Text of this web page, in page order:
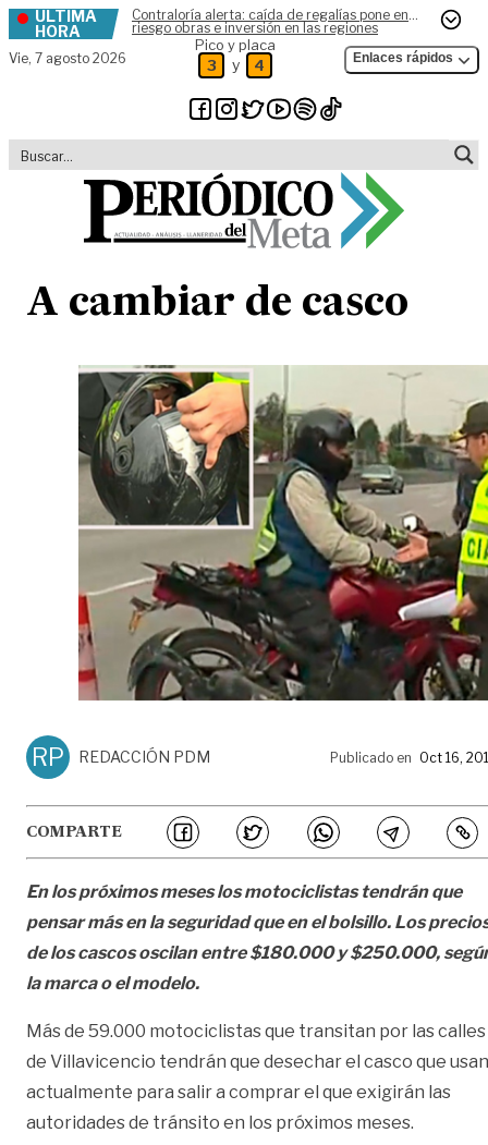
Skip to content
ÚLTIMA
HORA
Contraloría alerta: caída de regalías pone en
riesgo obras e inversión en las regiones
Vie, 7 agosto 2026
Pico y placa
3 y 4 Enlaces rápidos
A cambiar de casco
RP REDACCIÓN PDM Publicado en Oct 16,
COMPARTE
En los próximos meses los motociclistas tendrán que
pensar más en la seguridad que en el bolsillo. Los
de los cascos oscilan entre $180.000 y $250.000,
la marca o el modelo.
Más de 59.000 motociclistas que transitan por las calles
de Villavicencio tendrán que desechar el casco que usan
actualmente para salir a comprar el que exigirán las
autoridades de tránsito en los próximos meses.